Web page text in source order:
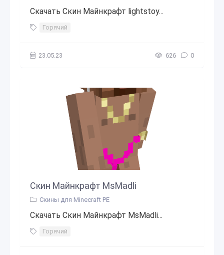
Скачать Скин Майнкрафт lightstoy...
Горячий
23.05.23 626 0
Скин Майнкрафт MsMadli
Скины для Minecraft PE
Скачать Скин Майнкрафт MsMadli...
Горячий